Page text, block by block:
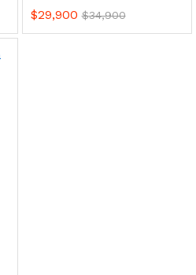
$29,900 $34,900